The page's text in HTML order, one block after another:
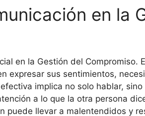
en la
en la Gestión del Compromiso.
expresar sus sentimientos,
implica no solo hablar,
a lo que la otra persona
puede llevar a malentendidos y